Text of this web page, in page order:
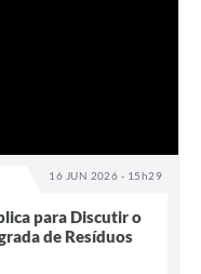
16 JUN 2026 - 15h29
para Discutir o
de Resíduos